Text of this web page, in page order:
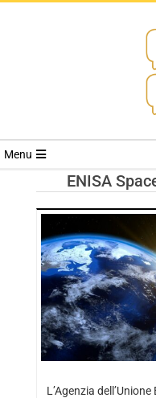
Menu
ENISA
L’Agenzia